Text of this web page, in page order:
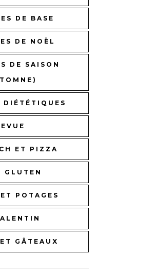
DE BASE
DE NOËL
DE SAISON
DIÉTÉTIQUES
ET PIZZA
GLUTEN
POTAGES
GÂTEAUX